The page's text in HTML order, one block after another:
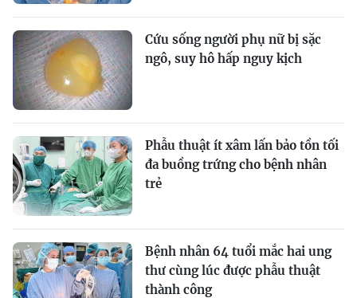
Cứu sống người phụ nữ bị sặc
ngô, suy hô hấp nguy kịch
Phẫu thuật ít xâm lấn bảo tồn tối
đa buồng trứng cho bệnh nhân
trẻ
Bệnh nhân 64 tuổi mắc hai ung
thư cùng lúc được phẫu thuật
thành công